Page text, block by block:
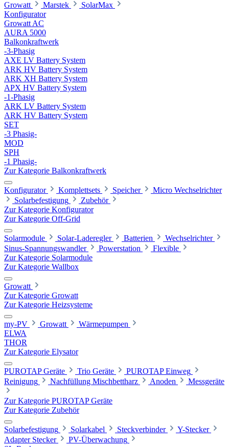
Growatt Marstek
SolarMax
Konfigurator
Growatt AC
AURA 5000
Balkonkraftwerk
-3-Phasig
AXE LV Battery System
ARK HV Battery System
ARK XH Battery System
APX HV Battery System
-1-Phasig
ARK LV Battery System
ARK HV Battery System
SET
-3 Phasig-
MOD
SPH
-1 Phasig-
Zur Kategorie Balkonkraftwerk
Konfigurator Komplettsets Speicher
Micro Wechselrichter
Solarbefestigung
Zubehör
Zur Kategorie Konfigurator
Zur Kategorie Off-Grid
Solarmodule Solar-Laderegler Batterien
Wechselrichter
Sinus-Spannungswandler
Powerstation
Flexible
Zur Kategorie Solarmodule
Zur Kategorie Wallbox
Growatt
Zur Kategorie Growatt
Zur Kategorie Heizsysteme
my-PV Growatt
Wärmepumpen
ELWA
THOR
Zur Kategorie Elysator
PUROTAP Geräte Trio Geräte
PUROTAP Einweg
Reinigung
Nachfüllung Mischbettharz Anoden Messgeräte
Zur Kategorie PUROTAP Geräte
Zur Kategorie Zubehör
Solarbefestigung Solarkabel Steckverbinder
Y-Stecker
Adapter Stecker
PV-Überwachung